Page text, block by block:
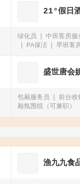
21°假日
绿化员
中班客房
PA保洁
早班客
床）不招兼职
盛世唐会
包厢服务员
前台收
厢氛围组（可兼职）
渔九九食